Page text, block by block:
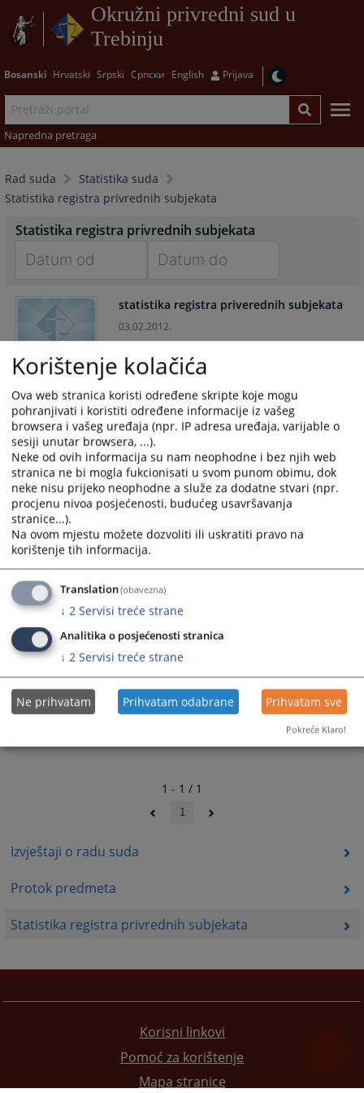
Okružni privredni sud u
Trebinju
Bosanski Hrvatski Srpski Српски English Prijava
Napredna pretraga
Rad suda
Statistika suda
Statistika registra privrednih subjekata
Izvještaji o radu suda
Protok predmeta
Statistika registra privrednih subjekata
Statistika registra privrednih subjekata
forward
interact
with
the
calendar
and
select
a
date.
Press
the
question
mark
key
to
get
the
keyboard
shortcuts
for
changing
dates.
forward
to
interact
with
the
calendar
and
select
a
date.
Press
the
mark
key
to
get
the
keyboard
shortcuts
for
changing
dates.
statistika registra priverednih subjekata
03.02.2012.
1 - 1 / 1
1
Korisni linkovi
Pomoć za korištenje
Mapa stranice
Korištenje kolačića
Ova web stranica koristi određene skripte koje mogu
pohranjivati i koristiti određene informacije iz vašeg
browsera i vašeg uređaja (npr. IP adresa uređaja, varijable o
sesiji unutar browsera, ...).
Neke od ovih informacija su nam neophodne i bez njih web
stranica ne bi mogla fukcionisati u svom punom obimu, dok
neke nisu prijeko neophodne a služe za dodatne stvari (npr.
procjenu nivoa posjećenosti, budućeg usavršavanja
stranice...).
Na ovom mjestu možete dozvoliti ili uskratiti pravo na
korištenje tih informacija.
Translation(obavezna)
↓ 2 Servisi treće strane
Analitika o posjećenosti stranica
↓ 2 Servisi treće strane
Ne prihvatam Prihvatam odabrane Prihvatam sve
Pokreće Klaro!